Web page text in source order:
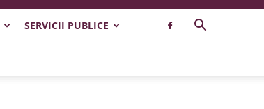
SERVICII PUBLICE